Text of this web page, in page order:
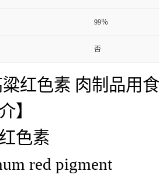
99％
否
红色素 肉制品用
】
色素
red pigment